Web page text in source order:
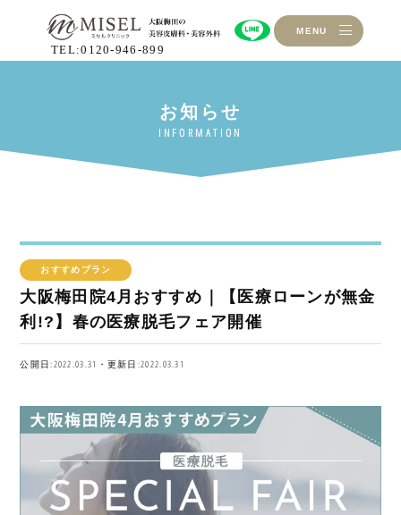
TEL:0120-946-899
MENU
おすすめプラン
大阪梅田院4月おすすめ｜【医療ローンが無金
利!?】春の医療脱毛フェア開催
公開日:2022.03.31・更新日:2022.03.31